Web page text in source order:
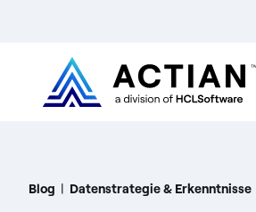
Blog | Datenstrategie & Erkenntnisse